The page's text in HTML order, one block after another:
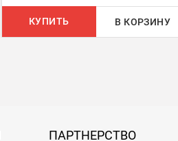
КУПИТЬ В КОРЗИНУ
ПАРТНЕРСТВО